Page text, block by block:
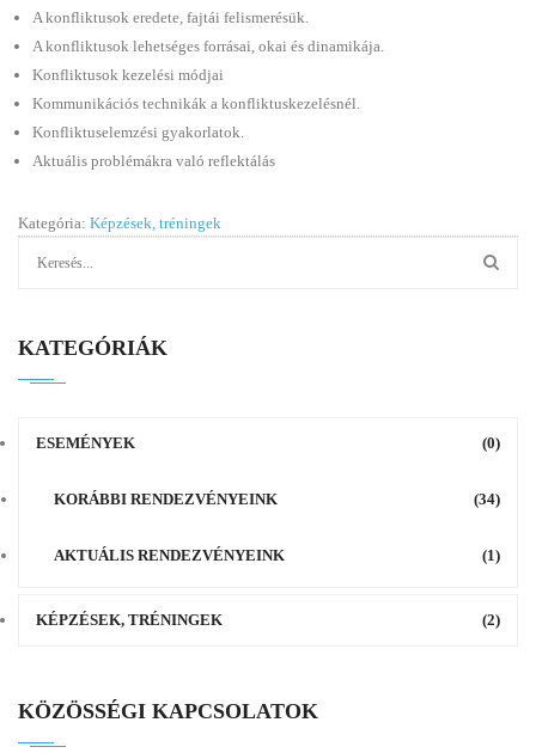
A konfliktusok eredete, fajtái felismerésük.
A konfliktusok lehetséges forrásai, okai és dinamikája.
Konfliktusok kezelési módjai
Kommunikációs technikák a konfliktuskezelésnél.
Konfliktuselemzési gyakorlatok.
Aktuális problémákra való reflektálás
Kategória: Képzések, tréningek
KATEGÓRIÁK
ESEMÉNYEK (0)
KORÁBBI RENDEZVÉNYEINK (34)
AKTUÁLIS RENDEZVÉNYEINK (1)
KÉPZÉSEK, TRÉNINGEK (2)
KÖZÖSSÉGI KAPCSOLATOK